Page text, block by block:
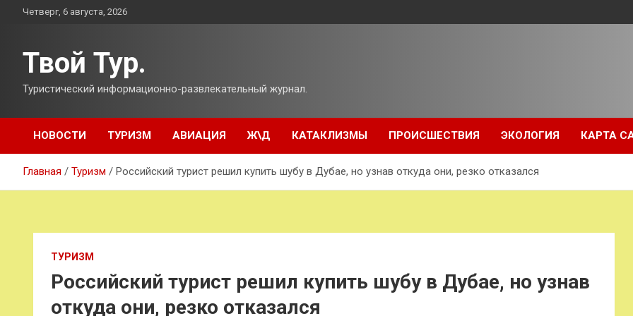
ПерейтиЧетверг, 6 августа, 2026
Твой Тур.
Туристический информационно-развлекательный журнал.
НОВОСТИ ТУРИЗМ АВИАЦИЯ Ж\Д КАТАКЛИЗМЫ ПРОИСШЕСТВИЯ ЭКОЛОГИЯ КАРТА
Главная Туризм Российский турист решил купить шубу в Дубае, но узнав откуда они, резко отказался
ТУРИЗМ
Российский турист решил купить шубу в Дубае, но узнав
откуда они, резко отказался